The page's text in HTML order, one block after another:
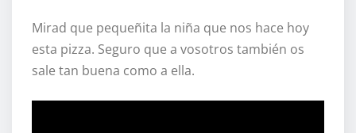
Mirad que pequeñita la niña que nos hace hoy
esta pizza. Seguro que a vosotros también os
sale tan buena como a ella.